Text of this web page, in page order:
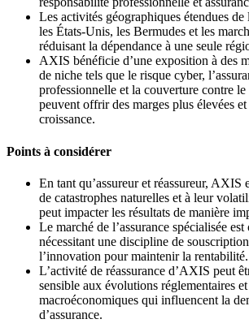
Les activités géographiques étendues de
les États‑Unis, les Bermudes et les
réduisant la dépendance à une seule
AXIS bénéficie d’une exposition à des
de niche tels que le risque cyber,
professionnelle et la couverture contre
peuvent offrir des marges plus élevées
croissance.
Points à considérer
En tant qu’assureur et réassureur, AXIS
de catastrophes naturelles et à leur
peut impacter les résultats de manière
Le marché de l’assurance spécialisée
nécessitant une discipline de
l’innovation pour maintenir la rentabilité.
L’activité de réassurance d’AXIS peut
sensible aux évolutions réglementaires
macroéconomiques qui influencent la
d’assurance.